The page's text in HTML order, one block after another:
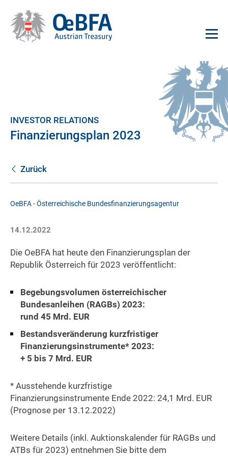
INVESTOR RELATIONS
Finanzierungsplan 2023
Zurück
OeBFA - Österreichische Bundesfinanzierungsagentur
14.12.2022
Die OeBFA hat heute den Finanzierungsplan der
Republik Österreich für 2023 veröffentlicht:
Begebungsvolumen österreichischer
Bundesanleihen (RAGBs) 2023:
rund 45 Mrd. EUR
Bestandsveränderung kurzfristiger
Finanzierungsinstrumente* 2023:
+ 5 bis 7 Mrd. EUR
* Ausstehende kurzfristige
Finanzierungsinstrumente Ende 2022: 24,1 Mrd. EUR
(Prognose per 13.12.2022)
Weitere Details (inkl. Auktionskalender für RAGBs und
ATBs für 2023) entnehmen Sie bitte dem